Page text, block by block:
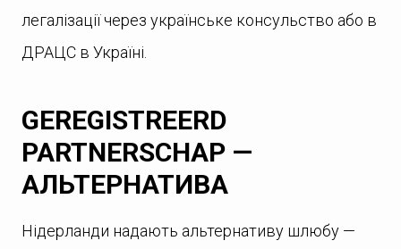
легалізації через українське консульство або в
ДРАЦС в Україні.
GEREGISTREERD
PARTNERSCHAP —
АЛЬТЕРНАТИВА
Нідерланди надають альтернативу шлюбу —